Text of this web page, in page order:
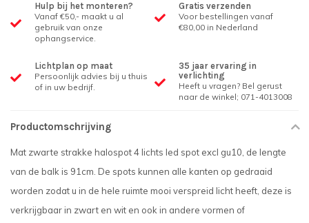
Hulp bij het monteren?
Vanaf €50,- maakt u al
gebruik van onze
ophangservice.
Gratis verzenden
Voor bestellingen vanaf
€80,00 in Nederland
Lichtplan op maat
Persoonlijk advies bij u thuis
of in uw bedrijf.
35 jaar ervaring in
verlichting
Heeft u vragen? Bel gerust
naar de winkel; 071-4013008
Productomschrijving
Mat zwarte strakke halospot 4 lichts led spot excl gu10, de lengte
van de balk is 91cm. De spots kunnen alle kanten op gedraaid
worden zodat u in de hele ruimte mooi verspreid licht heeft, deze is
verkrijgbaar in zwart en wit en ook in andere vormen of